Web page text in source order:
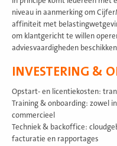
niveau in aanmerking om
affiniteit met
om klantgericht te willen
adviesvaardigheden
INVESTERING &
Opstart- en licentiekosten:
Training & onboarding: zowel
commercieel
Techniek & backoffice:
facturatie en rapportages